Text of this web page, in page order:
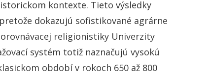
kontexte. Tieto výsledky
dokazujú sofistikované agrárne
religionistiky Univerzity
systém totiž naznačujú vysokú
období v rokoch 650 až 800